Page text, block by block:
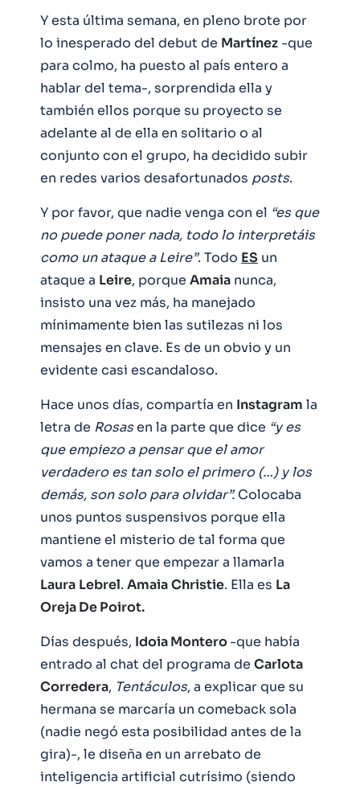
Y esta última semana, en pleno brote por
lo inesperado del debut de Martínez -que
para colmo, ha puesto al país entero a
hablar del tema-, sorprendida ella y
también ellos porque su proyecto se
adelante al de ella en solitario o al
conjunto con el grupo, ha decidido subir
en redes varios desafortunados posts.
Y por favor, que nadie venga con el “es que
no puede poner nada, todo lo interpretáis
como un ataque a Leire”. Todo ES un
ataque a Leire, porque Amaia nunca,
insisto una vez más, ha manejado
mínimamente bien las sutilezas ni los
mensajes en clave. Es de un obvio y un
evidente casi escandaloso.
Hace unos días, compartía en Instagram la
letra de Rosasen la parte que dice “y es
que empiezo a pensar que el amor
verdadero es tan solo el primero (…) y los
demás, son solo para olvidar”. Colocaba
unos puntos suspensivos porque ella
mantiene el misterio de tal forma que
vamos a tener que empezar a llamarla
Laura Lebrel. AmaiaChristie. Ella es La
Oreja De Poirot.
Días después, Idoia Montero-que había
entrado al chat del programa de Carlota
Corredera, Tentáculos, a explicar que su
hermana se marcaría un comeback sola
(nadie negó esta posibilidad antes de la
gira)-, le diseña en un arrebato de
inteligencia artificial cutrísimo (siendo